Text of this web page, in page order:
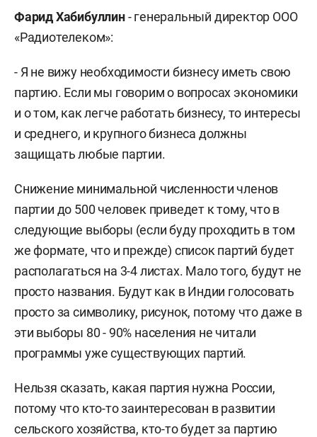
Фарид Хабибуллин- генеральный директор ООО
«Радиотелеком»:
- Я не вижу необходимости бизнесу иметь свою
партию. Если мы говорим о вопросах экономики
и о том, как легче работать бизнесу, то интересы
и среднего, и крупного бизнеса должны
защищать любые партии.
Снижение минимальной численности членов
партии до 500 человек приведет к тому, что в
следующие выборы (если буду проходить в том
же формате, что и прежде) список партий будет
располагаться на 3-4 листах. Мало того, будут не
просто названия. Будут как в Индии голосовать
просто за символику, рисунок, потому что даже в
эти выборы 80 - 90% населения не читали
программы уже существующих партий.
Нельзя сказать, какая партия нужна России,
потому что кто-то заинтересован в развитии
сельского хозяйства, кто-то будет за партию